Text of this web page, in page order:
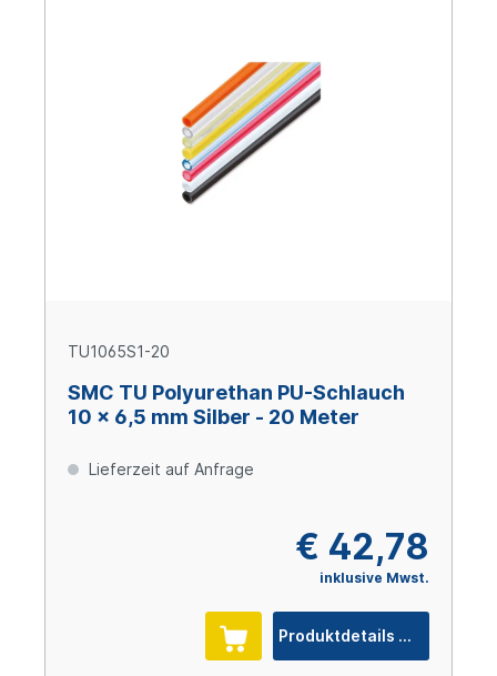
TU1065S1-20
SMC TU Polyurethan PU-Schlauch
10 x 6,5 mm Silber - 20 Meter
Lieferzeit auf Anfrage
€ 42,78
inklusive Mwst.
Produktdetails